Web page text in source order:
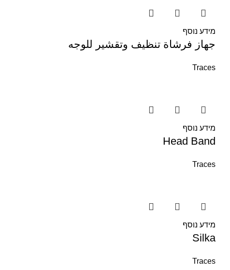
מידע נוסף
جهاز فرشاة تنظيف وتقشير للوجه
Traces
מידע נוסף
Head Band
Traces
מידע נוסף
Silka
Traces